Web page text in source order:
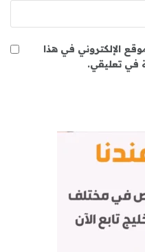
الإلكتروني في هذا
في تعليقي.